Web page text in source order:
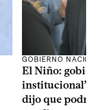
GOBIERNO
El Niño:
institucional”
dijo que